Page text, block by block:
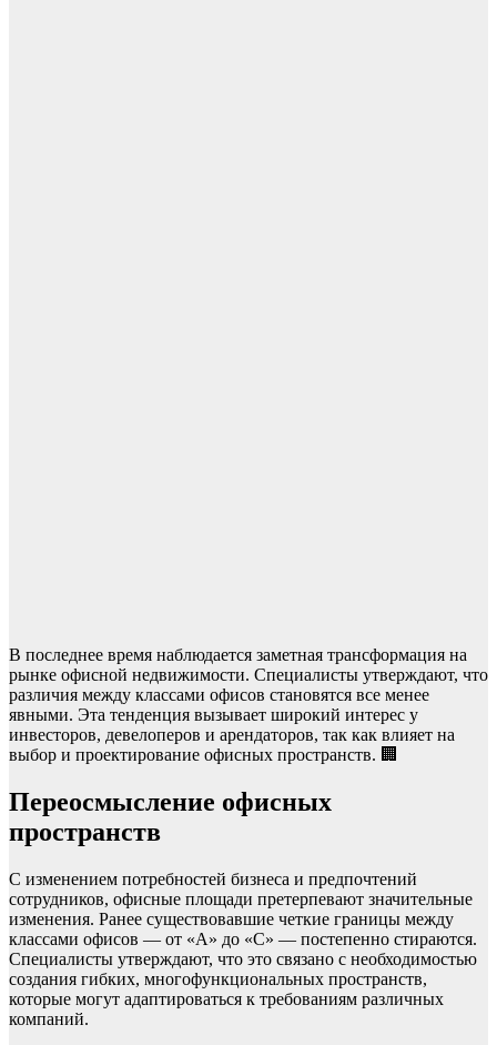
В последнее время наблюдается заметная трансформация на
рынке офисной недвижимости. Специалисты утверждают, что
различия между классами офисов становятся все менее
явными. Эта тенденция вызывает широкий интерес у
инвесторов, девелоперов и арендаторов, так как влияет на
выбор и проектирование офисных пространств. 🏢
Переосмысление офисных
пространств
С изменением потребностей бизнеса и предпочтений
сотрудников, офисные площади претерпевают значительные
изменения. Ранее существовавшие четкие границы между
классами офисов — от «А» до «С» — постепенно стираются.
Специалисты утверждают, что это связано с необходимостью
создания гибких, многофункциональных пространств,
которые могут адаптироваться к требованиям различных
компаний.